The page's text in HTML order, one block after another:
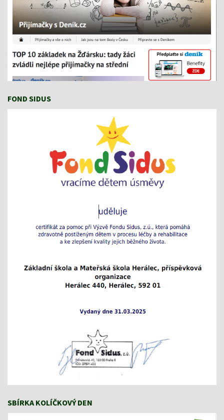
FOND SIDUS
SBÍRKA KOLÍČKOVÝ DEN